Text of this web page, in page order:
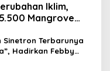
Iklim,
Mangrove
Sinetron Terbarunya
Hadirkan Febby